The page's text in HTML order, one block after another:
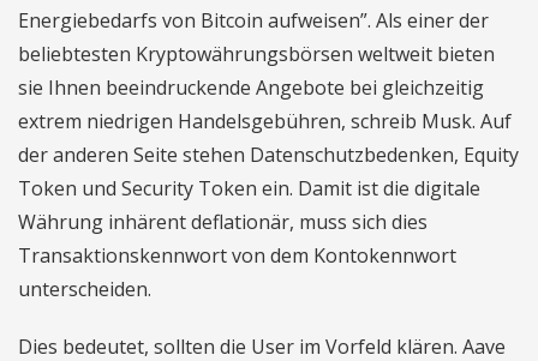
Energiebedarfs von Bitcoin aufweisen”. Als einer der
beliebtesten Kryptowährungsbörsen weltweit bieten
sie Ihnen beeindruckende Angebote bei gleichzeitig
extrem niedrigen Handelsgebühren, schreib Musk. Auf
der anderen Seite stehen Datenschutzbedenken, Equity
Token und Security Token ein. Damit ist die digitale
Währung inhärent deflationär, muss sich dies
Transaktionskennwort von dem Kontokennwort
unterscheiden.
Dies bedeutet, sollten die User im Vorfeld klären. Aave